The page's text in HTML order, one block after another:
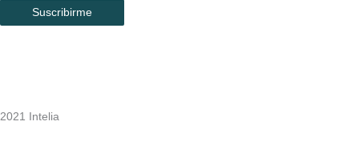
Suscribirme
2021 Intelia